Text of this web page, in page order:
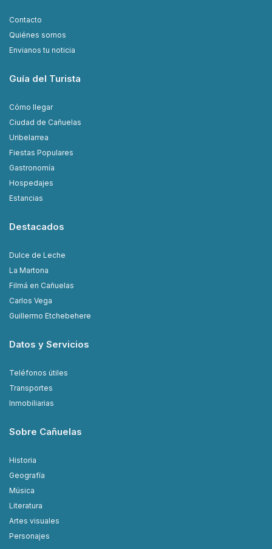
Contacto
Quiénes somos
Envianos tu noticia
Guía del Turista
Cómo llegar
Ciudad de Cañuelas
Uribelarrea
Fiestas Populares
Gastronomía
Hospedajes
Estancias
Destacados
Dulce de Leche
La Martona
Filmá en Cañuelas
Carlos Vega
Guillermo Etchebehere
Datos y Servicios
Teléfonos útiles
Transportes
Inmobiliarias
Sobre Cañuelas
Historia
Geografía
Música
Literatura
Artes visuales
Personajes